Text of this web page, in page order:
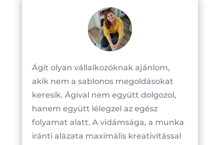
Ágit olyan vállalkozóknak ajánlom,
akik nem a sablonos megoldásokat
keresik. Ágival nem együtt dolgozol,
hanem együtt lélegzel az egész
folyamat alatt. A vidámsága, a munka
iránti alázata maximális kreativitással